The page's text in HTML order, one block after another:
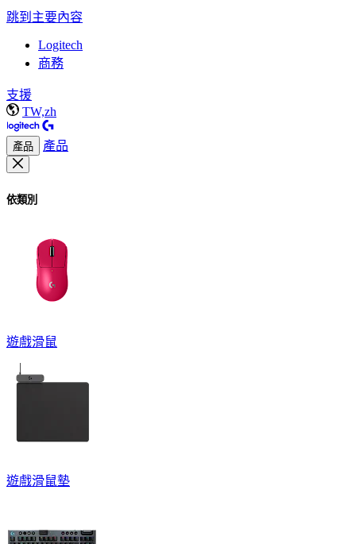
跳到主要內容
Logitech
商務
支援
TW,zh
產品 產品
依類別
遊戲滑鼠
遊戲滑鼠墊